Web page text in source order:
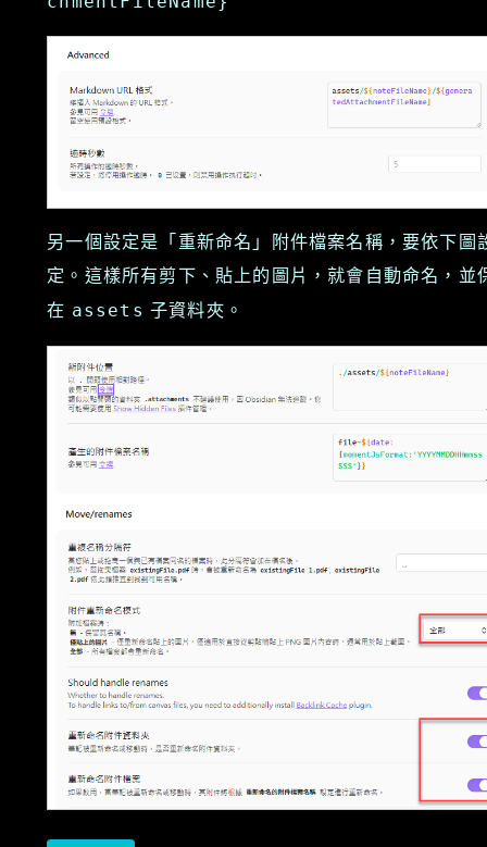
另一個設定是「重新命名」附件檔案名稱，要依下圖
定。這樣所有剪下、貼上的圖片，就會自動命名，並
在 assets 子資料夾。